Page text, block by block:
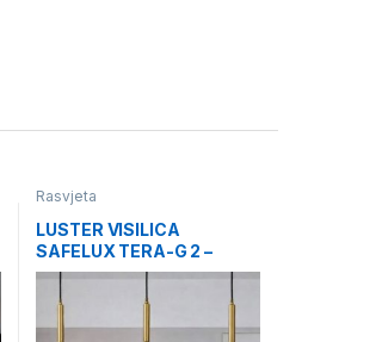
Rasvjeta
LUSTER VISILICA
SAFELUX TERA-G 2 –
CRNE KUGLE